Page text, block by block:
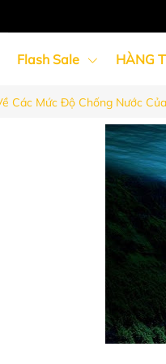
Flash Sale HÀNG
Đồng Hồ Cặp Đôi
Các Mức Độ Chống Nước